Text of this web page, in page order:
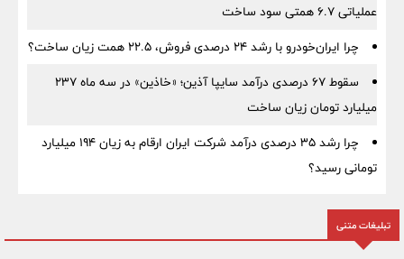
عملیاتی ۶.۷ همتی سود ساخت
چرا ایران‌خودرو با رشد ۲۴ درصدی فروش، ۲۲.۵ همت زیان ساخت؟
سقوط ۶۷ درصدی درآمد سایپا آذین؛ «خاذین» در سه ماه ۲۳۷
میلیارد تومان زیان ساخت
چرا رشد ۳۵ درصدی درآمد شرکت ایران ارقام به زیان ۱۹۴ میلیارد
تومانی رسید؟
تبلیغات متنی